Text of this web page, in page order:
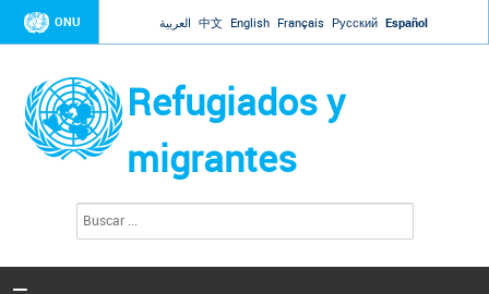
Jump to navigation
ONU العربية 中文 English Français Русский Español
Refugiados y
migrantes
s